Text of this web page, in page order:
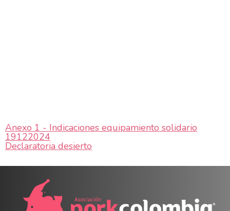
Anexo 1 - Indicaciones equipamiento solidario
19122024
Declaratoria desierto